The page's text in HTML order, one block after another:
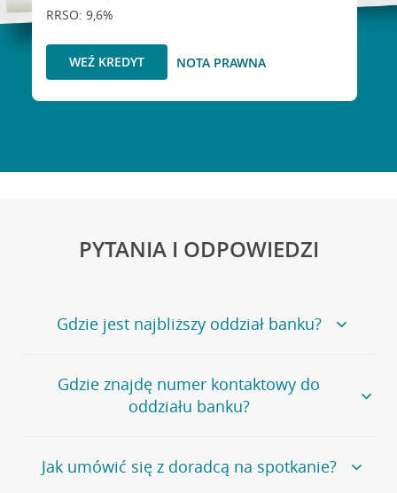
RRSO: 9,6%
WEŹ KREDYT NOTA PRAWNA
PYTANIA I ODPOWIEDZI
Gdzie jest najbliższy oddział banku?
Jeśli szukasz oddziału naszego banku, zapraszamy na
stronęPlacówki i bankomaty, na której znajduje się
wygodna wyszukiwarka.
oddziałów
Gdzie znajdę numer kontaktowy do
oddziału banku?
Bank Credit Agricole nie udostępnia ogólnego numeru
telefonu do placówki bankowej.
Jak umówić się z doradcą na spotkanie?